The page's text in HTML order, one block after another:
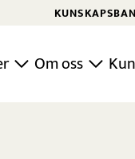
Om oss